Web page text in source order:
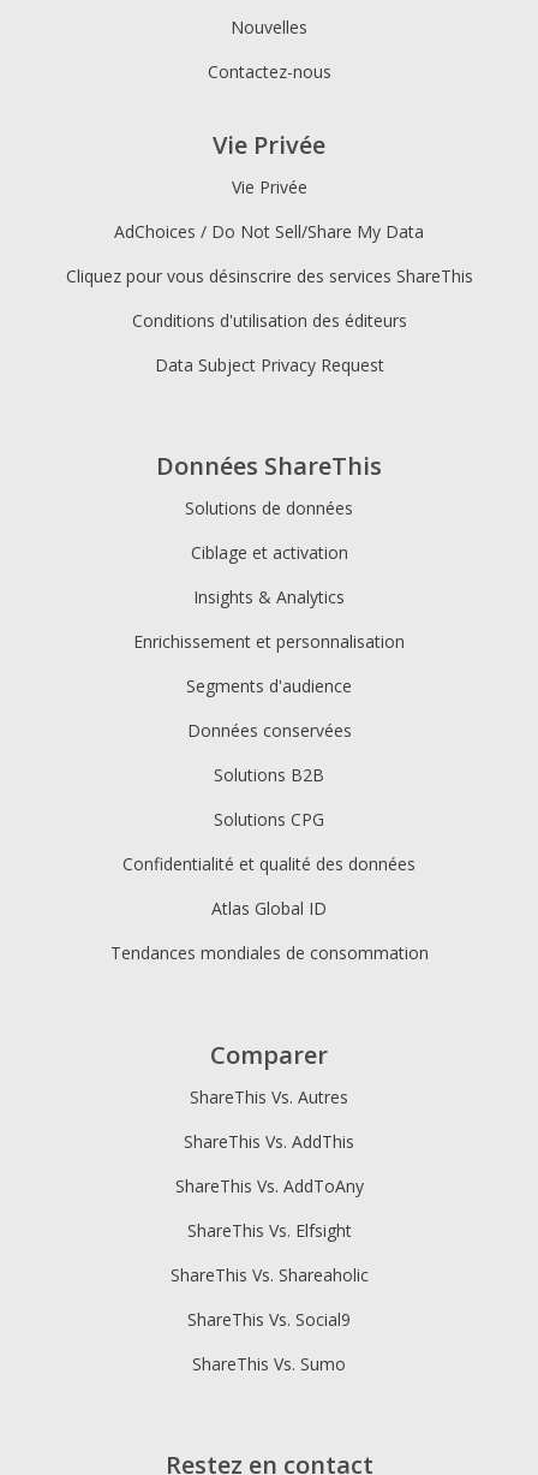
Données ShareThis
Solutions de données
Ciblage et activation
Insights & Analytics
Enrichissement et personnalisation
Segments d'audience
Données conservées
Solutions B2B
Solutions CPG
Confidentialité et qualité des données
Atlas Global ID
Tendances mondiales de consommation
Nouvelles
Contactez-nous
Vie Privée
Vie Privée
AdChoices / Do Not Sell/Share My Data
Cliquez pour vous désinscrire des services ShareThis
Conditions d'utilisation des éditeurs
Data Subject Privacy Request
Comparer
ShareThis Vs. Autres
ShareThis Vs. AddThis
ShareThis Vs. AddToAny
ShareThis Vs. Elfsight
ShareThis Vs. Shareaholic
ShareThis Vs. Social9
ShareThis Vs. Sumo
Restez en contact